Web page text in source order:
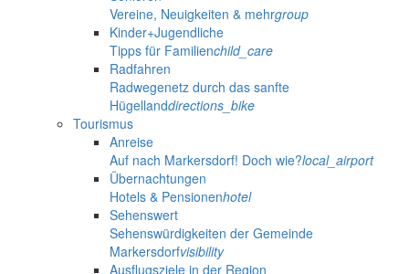
Vereine, Neuigkeiten & mehrgroup
Kinder+Jugendliche
Tipps für Familienchild_care
Radfahren
Radwegenetz durch das sanfte
Hügellanddirections_bike
Tourismus
Anreise
Auf nach Markersdorf! Doch wie?local_airport
Übernachtungen
Hotels & Pensionenhotel
Sehenswert
Sehenswürdigkeiten der Gemeinde
Markersdorfvisibility
Ausflugsziele in der Region